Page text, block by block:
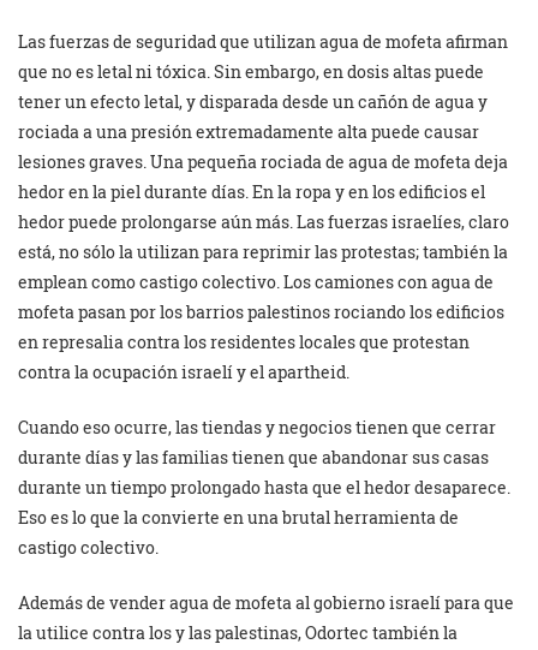
Las fuerzas de seguridad que utilizan agua de mofeta afirman
que no es letal ni tóxica. Sin embargo, en dosis altas puede
tener un efecto letal, y disparada desde un cañón de agua y
rociada a una presión extremadamente alta puede causar
lesiones graves. Una pequeña rociada de agua de mofeta deja
hedor en la piel durante días. En la ropa y en los edificios el
hedor puede prolongarse aún más. Las fuerzas israelíes, claro
está, no sólo la utilizan para reprimir las protestas; también la
emplean como castigo colectivo. Los camiones con agua de
mofeta pasan por los barrios palestinos rociando los edificios
en represalia contra los residentes locales que protestan
contra la ocupación israelí y el apartheid.
Cuando eso ocurre, las tiendas y negocios tienen que cerrar
durante días y las familias tienen que abandonar sus casas
durante un tiempo prolongado hasta que el hedor desaparece.
Eso es lo que la convierte en una brutal herramienta de
castigo colectivo.
Además de vender agua de mofeta al gobierno israelí para que
la utilice contra los y las palestinas, Odortec también la